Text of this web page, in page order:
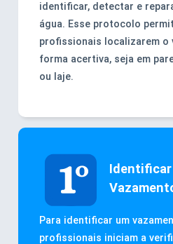
identificar, detectar e
água. Esse protocolo
profissionais localizarem o
forma acertiva, seja em
ou laje.
Identificar
Para identificar um
profissionais iniciam a